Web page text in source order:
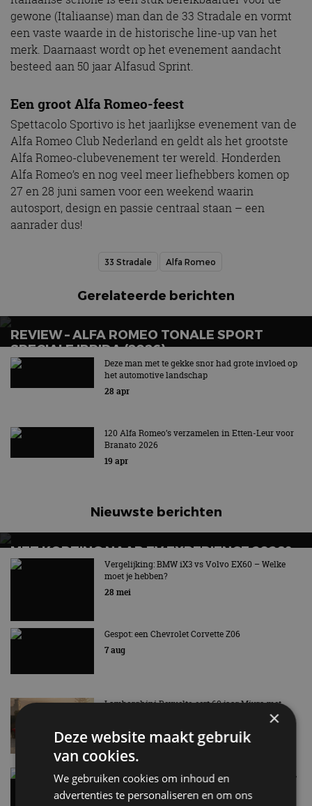
gewone (Italiaanse) man dan de 33 Stradale en vormt
een vaste waarde in de historische line-up van het
merk. Daarnaast wordt op het evenement aandacht
besteed aan 50 jaar Alfasud Sprint.
Een groot Alfa Romeo-feest
Spettacolo Sportivo is het jaarlijkse evenement van de
Alfa Romeo Club Nederland en geldt als het grootste
Alfa Romeo-clubevenement ter wereld. Honderden
Alfa Romeo’s en nog veel meer liefhebbers komen op
27 en 28 juni samen voor een weekend waarin
autosport, design en passie centraal staan – een
aanrader dus!
33 Stradale Alfa Romeo
Gerelateerde berichten
REVIEW – ALFA ROMEO TONALE SPORT
SPECIALE IBRIDA (2026)
Voortaan altijd met stekkerDeze man met te gekke snor had grote invloed op
het automotive landschap
28 apr
120 Alfa Romeo’s verzamelen in Etten-Leur voor
Branato 2026
19 apr
Nieuwste berichten
MET KORTING NAAR EV EXPERIENCE 2026?
AUTORAI REGELT HET!
EV Experience 2026 van 24 tot 26 september
Vergelijking: BMW iX3 vs Volvo EX60 – Welke
moet je hebben?
28 mei
Gespot: een Chevrolet Corvette Z06
7 aug
Lamborghini Revuelto eert 60 jaar Miura met
6 aug
Carbon fibre op je laadkabel: nergens voor nodig,
en precies daarom geweldig
5 aug
×
Deze website maakt gebruik
van cookies.
We gebruiken cookies om inhoud en
advertenties te personaliseren en om ons